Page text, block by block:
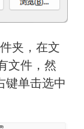
夹，在文
文件，然
键单击选中